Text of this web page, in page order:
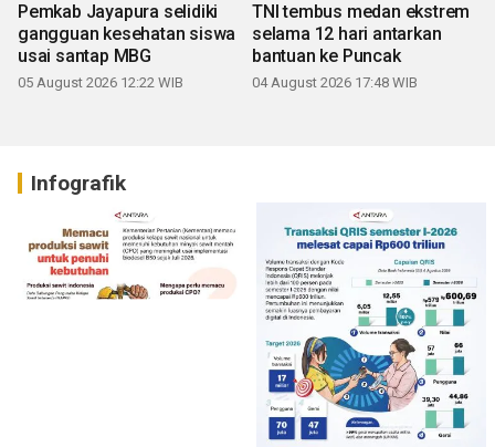
Pemkab Jayapura selidiki
gangguan kesehatan siswa
usai santap MBG
05 August 2026 12:22 WIB
TNI tembus medan ekstrem
selama 12 hari antarkan
bantuan ke Puncak
04 August 2026 17:48 WIB
Infografik